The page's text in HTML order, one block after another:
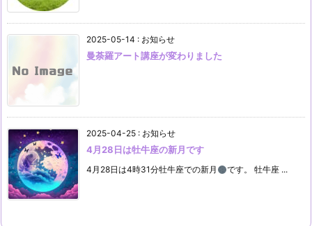
2025-05-14 : お知らせ
曼荼羅アート講座が変わりました
2025-04-25 : お知らせ
4月28日は牡牛座の新月です
4月28日は4時31分牡牛座での新月 です。 牡牛座 ...